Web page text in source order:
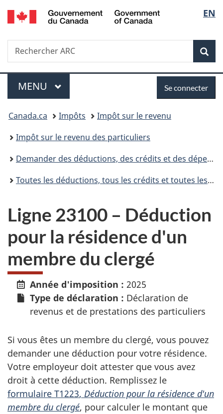
Passer
au
Passer
à
du
Passer
à
simplifiée
de
la
EN
Recherche
Rechercher
ARC
Menu
MENU PRINCIPAL
connecter
Se connecter
Vous
êtes
ici :
Canada.ca Impôts
Impôt sur le revenu
Impôt sur le revenu des particuliers
Demander des déductions, des crédits et des dépenses
Toutes les déductions, tous les crédits et toutes les dépenses
Ligne 23100 – Déduction
pour la résidence d'un
membre du clergé
Année d'imposition : 2025
Type de déclaration : Déclaration de
revenus et de prestations des particuliers
Si vous êtes un membre du clergé, vous pouvez
demander une déduction pour votre résidence.
Votre employeur doit attester que vous avez
droit à cette déduction. Remplissez le
formulaire T1223, Déduction pour la résidence d'un
membre du clergé, pour calculer le montant que